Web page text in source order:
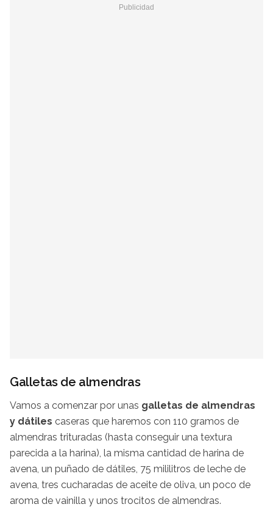
Galletas de almendras
Vamos a comenzar por unas galletas de almendras
y dátiles caseras que haremos con 110 gramos de
almendras trituradas (hasta conseguir una textura
parecida a la harina), la misma cantidad de harina de
avena, un puñado de dátiles, 75 mililitros de leche de
avena, tres cucharadas de aceite de oliva, un poco de
aroma de vainilla y unos trocitos de almendras.